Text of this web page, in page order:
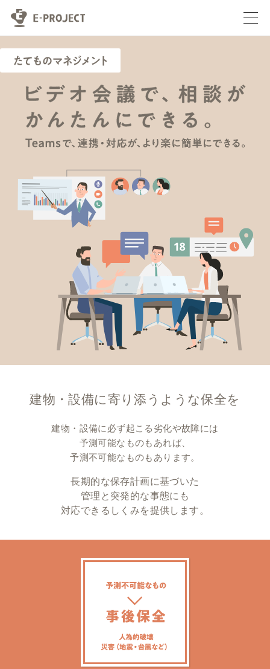
建物・設備に寄り添うような保全を
建物・設備に必ず起こる劣化や故障には
予測可能なものもあれば、
予測不可能なものもあります。
長期的な保存計画に基づいた
管理と突発的な事態にも
対応できるしくみを提供します。